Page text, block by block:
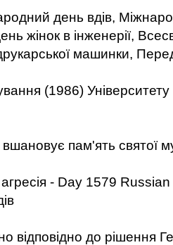
день вдів,
жінок в інженерії,
машинки,
(1986)
пам'ять святої
- Day 1579
відповідно до рішення